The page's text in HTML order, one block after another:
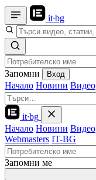
it·bg
Запомни Вход
Начало Новини Видео
it·bg
Начало Новини Видео
Webmasters IT-BG
Запомни ме